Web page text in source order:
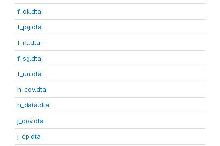
f_ok.dta
f_pg.dta
f_rb.dta
f_sg.dta
f_un.dta
h_cov.dta
h_data.dta
j_cov.dta
j_cp.dta